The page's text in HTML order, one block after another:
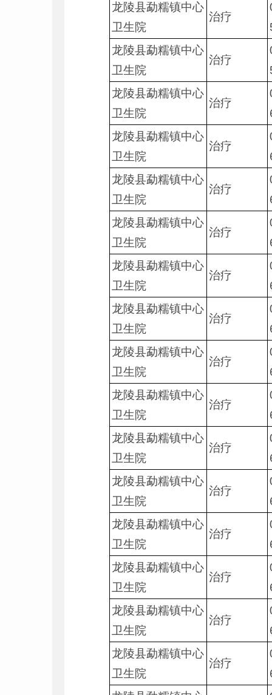
龙陵县勐糯镇中心
卫生院
治疗
龙陵县勐糯镇中心
卫生院
治疗
龙陵县勐糯镇中心
卫生院
治疗
龙陵县勐糯镇中心
卫生院
治疗
龙陵县勐糯镇中心
卫生院
治疗
龙陵县勐糯镇中心
卫生院
治疗
龙陵县勐糯镇中心
卫生院
治疗
龙陵县勐糯镇中心
卫生院
治疗
龙陵县勐糯镇中心
卫生院
治疗
龙陵县勐糯镇中心
卫生院
治疗
龙陵县勐糯镇中心
卫生院
治疗
龙陵县勐糯镇中心
卫生院
治疗
龙陵县勐糯镇中心
卫生院
治疗
龙陵县勐糯镇中心
卫生院
治疗
龙陵县勐糯镇中心
卫生院
治疗
龙陵县勐糯镇中心
卫生院
治疗